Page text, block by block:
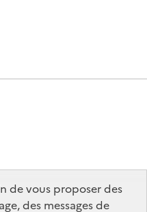
de vous proposer des
des messages de